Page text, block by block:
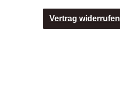
Vertrag widerrufen